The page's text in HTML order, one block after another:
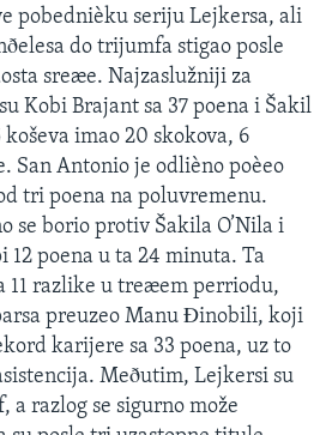
pobednièku seriju Lejkersa, ali
do trijumfa stigao posle
sreæe. Najzaslužniji za
Kobi Brajant sa 37 poena i Šakil
imao 20 skokova, 6
San Antonio je odlièno poèeo
tri poena na poluvremenu.
se borio protiv Šakila O’Nila i
12 poena u ta 24 minuta. Ta
11 razlike u treæem perriodu,
preuzeo Manu Ðinobili, koji
karijere sa 33 poena, uz to
Meðutim, Lejkersi su
razlog se sigurno može